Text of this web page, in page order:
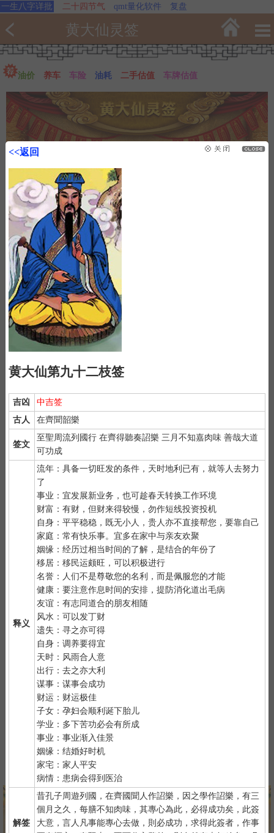
一生八字详批 二十四节气 qmt量化软件 复盘
黄大仙灵签
油价 养车 车险 油耗 二手估值 车牌估值
<<返回
黄大仙第九十二枝签
吉凶
中吉签
古人
在齊聞韶樂
签文
至聖周流列國行 在齊得聽奏詔樂 三月不知嘉肉味 善哉大道
可功成
释义
流年：具备一切旺发的条件，天时地利已有，就等人去努力
了
事业：宜发展新业务，也可趁春天转换工作环境
财富：有财，但财来得较慢，勿作短线投资投机
自身：平平稳稳，既无小人，贵人亦不直接帮您，要靠自己
家庭：常有快乐事。宜多在家中与亲友欢聚
姻缘：经历过相当时间的了解，是结合的年份了
移居：移民运颇旺，可以积极进行
名誉：人们不是尊敬您的名利，而是佩服您的才能
健康：要注意作息时间的安排，提防消化道出毛病
友谊：有志同道合的朋友相随
风水：可以发丁财
遗失：寻之亦可得
自身：调养要得宜
天时：风雨合人意
出行：去之亦大利
谋事：谋事会成功
财运：财运极佳
子女：孕妇会顺利诞下胎儿
学业：多下苦功必会有所成
事业：事业渐入佳景
姻缘：结婚好时机
家宅：家人平安
病情：患病会得到医治
解签
昔孔子周遊列國，在齊國聞人作詔樂，因之學作詔樂，有三
個月之久，每膳不知肉味，其專心為此，必得成功矣，此簽
大意，言人凡事能專心去做，則必成功，求得此簽者，作事
抽签前先净手后双手合十虔诚默念 "大仙大仙、指点迷津"。
默念自己姓名、出生时间、居住地址；再请求需要指点的事
情；最后点上面的签筒开始抽签！心诚则灵，否则掷到笑杯的机率
很高。
抽签的时间：中午十二点左右和晚上十一点前或者后，晚上十
一点是阴阳相接之时，最适宜抽签，抽签的信息也最准确；房事后
和打雷下大雨时不要抽签，因为此时信息不稳。
紫微详批 奇门遁甲
八字终身运 河洛一生婚禄